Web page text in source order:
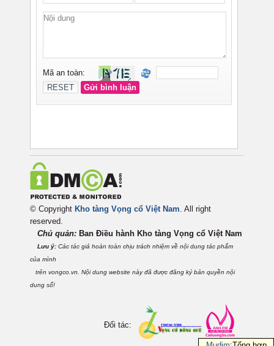
© Copyright Kho tàng Vọng cổ Việt Nam. All right
reserved.
Chủ quản: Ban Điều hành Kho tàng Vọng cổ Việt Nam
Lưu ý: Các tác giả hoàn toàn chịu trách nhiệm về nội dung tác phẩm
của mình
trên vongco.vn. Nội dung website này đã được đăng ký bản quyền nội
dung số!
Đối tác: